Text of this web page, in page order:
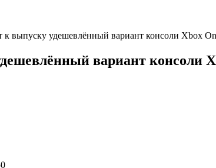
к выпуску удешевлённый вариант консоли Xbox
вариант консоли